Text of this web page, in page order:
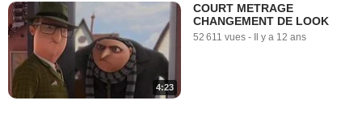
4:23
COURT METRAGE
CHANGEMENT DE LOOK
52 611 vues - Il y a 12 ans